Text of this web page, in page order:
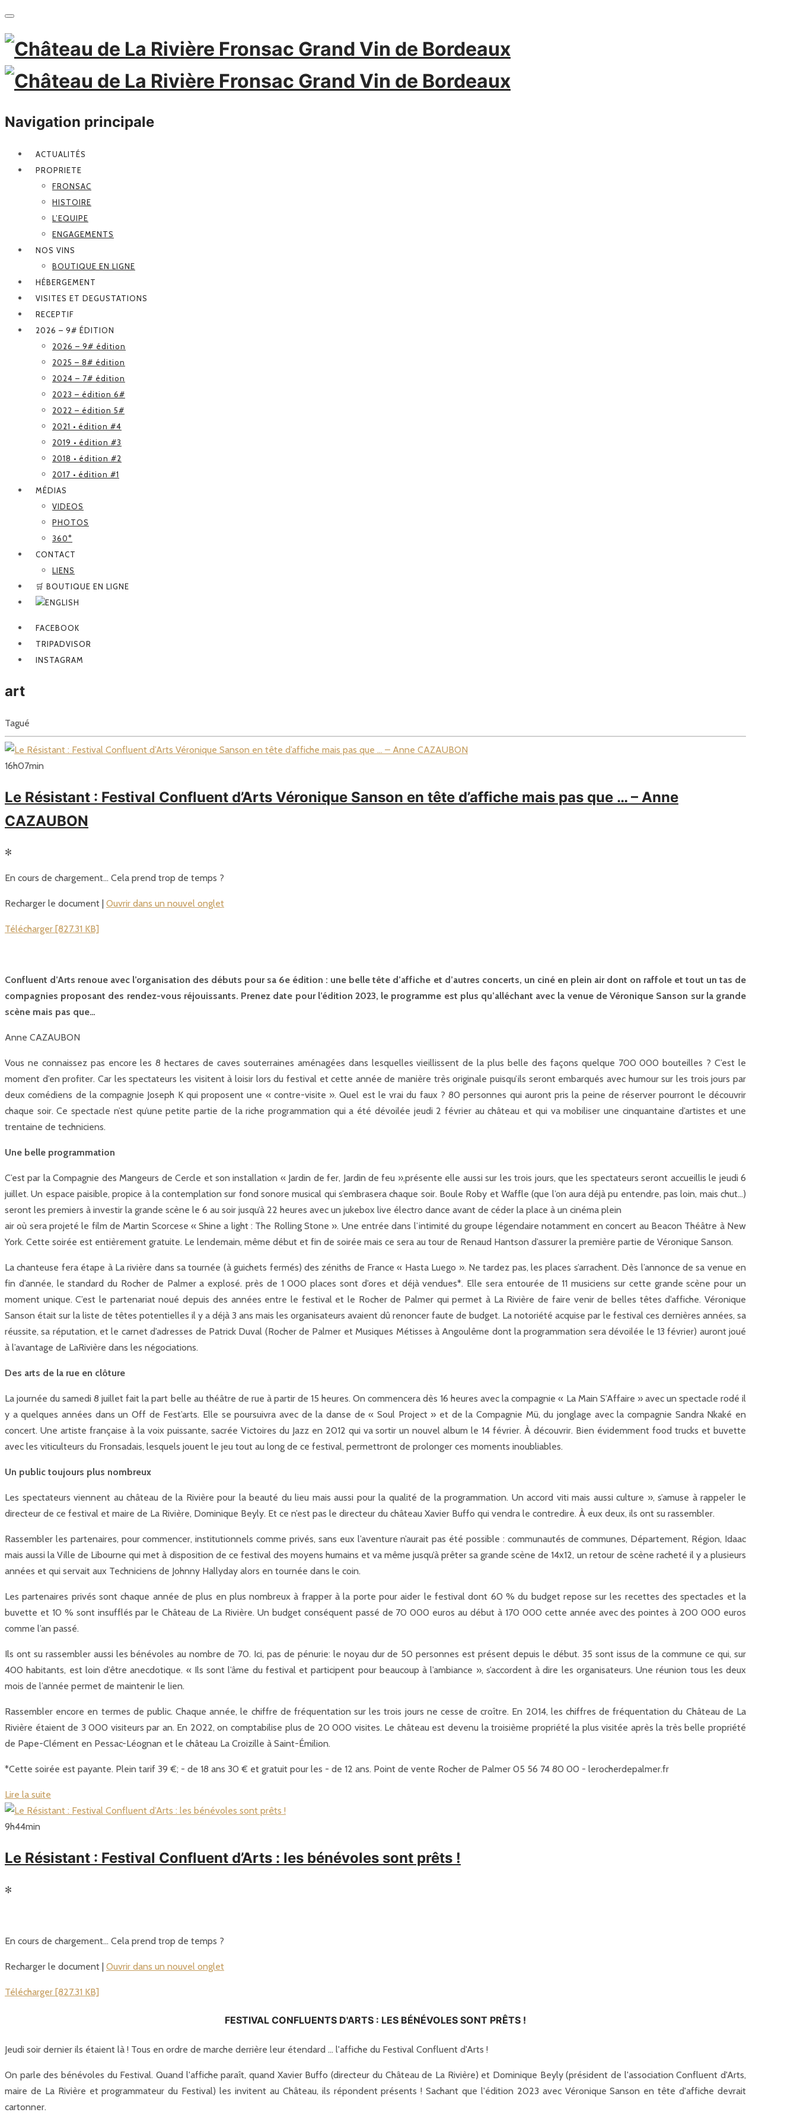
Navigation principale
ACTUALITÉS
PROPRIETE
FRONSAC
HISTOIRE
L’EQUIPE
ENGAGEMENTS
NOS VINS
BOUTIQUE EN LIGNE
HÉBERGEMENT
VISITES ET DEGUSTATIONS
RECEPTIF
2026 – 9# ÉDITION
2026 – 9# édition
2025 – 8# édition
2024 – 7# édition
2023 – édition 6#
2022 – édition 5#
2021 • édition #4
2019 • édition #3
2018 • édition #2
2017 • édition #1
MÉDIAS
VIDEOS
PHOTOS
360°
CONTACT
LIENS
🛒 BOUTIQUE EN LIGNE
FACEBOOK
TRIPADVISOR
INSTAGRAM
art
Tagué
16h07min
Le Résistant : Festival Confluent d’Arts Véronique Sanson en tête d’affiche mais pas que … – Anne
CAZAUBON
✻
En cours de chargement… Cela prend trop de temps ?
Recharger le document | Ouvrir dans un nouvel onglet
Télécharger [827.31 KB]
Confluent d’Arts renoue avec l’organisation des débuts pour sa 6e édition : une belle tête d’affiche et d’autres concerts, un ciné en plein air dont on raffole et tout un tas de
compagnies proposant des rendez-vous réjouissants. Prenez date pour l’édition 2023, le programme est plus qu’alléchant avec la venue de Véronique Sanson sur la grande
scène mais pas que…
Anne CAZAUBON
Vous ne connaissez pas encore les 8 hectares de caves souterraines aménagées dans lesquelles vieillissent de la plus belle des façons quelque 700 000 bouteilles ? C’est le
moment d’en profiter. Car les spectateurs les visitent à loisir lors du festival et cette année de manière très originale puisqu’ils seront embarqués avec humour sur les trois jours par
deux comédiens de la compagnie Joseph K qui proposent une « contre-visite ». Quel est le vrai du faux ? 80 personnes qui auront pris la peine de réserver pourront le découvrir
chaque soir. Ce spectacle n’est qu’une petite partie de la riche programmation qui a été dévoilée jeudi 2 février au château et qui va mobiliser une cinquantaine d’artistes et une
trentaine de techniciens.
Une belle programmation
C’est par la Compagnie des Mangeurs de Cercle et son installation « Jardin de fer, Jardin de feu »,présente elle aussi sur les trois jours, que les spectateurs seront accueillis le jeudi 6
juillet. Un espace paisible, propice à la contemplation sur fond sonore musical qui s’embrasera chaque soir. Boule Roby et Waffle (que l’on aura déjà pu entendre, pas loin, mais chut…)
seront les premiers à investir la grande scène le 6 au soir jusqu’à 22 heures avec un jukebox live électro dance avant de céder la place à un cinéma plein
air où sera projeté le film de Martin Scorcese « Shine a light : The Rolling Stone ». Une entrée dans l’intimité du groupe légendaire notamment en concert au Beacon Théâtre à New
York. Cette soirée est entièrement gratuite. Le lendemain, même début et fin de soirée mais ce sera au tour de Renaud Hantson d’assurer la première partie de Véronique Sanson.
La chanteuse fera étape à La rivière dans sa tournée (à guichets fermés) des zéniths de France « Hasta Luego ». Ne tardez pas, les places s’arrachent. Dès l’annonce de sa venue en
fin d’année, le standard du Rocher de Palmer a explosé. près de 1 000 places sont d’ores et déjà vendues*. Elle sera entourée de 11 musiciens sur cette grande scène pour un
moment unique. C’est le partenariat noué depuis des années entre le festival et le Rocher de Palmer qui permet à La Rivière de faire venir de belles têtes d’affiche. Véronique
Sanson était sur la liste de têtes potentielles il y a déjà 3 ans mais les organisateurs avaient dû renoncer faute de budget. La notoriété acquise par le festival ces dernières années, sa
réussite, sa réputation, et le carnet d’adresses de Patrick Duval (Rocher de Palmer et Musiques Métisses à Angoulême dont la programmation sera dévoilée le 13 février) auront joué
à l’avantage de LaRivière dans les négociations.
Des arts de la rue en clôture
La journée du samedi 8 juillet fait la part belle au théâtre de rue à partir de 15 heures. On commencera dès 16 heures avec la compagnie « La Main S’Affaire » avec un spectacle rodé il
y a quelques années dans un Off de Fest’arts. Elle se poursuivra avec de la danse de « Soul Project » et de la Compagnie Mü, du jonglage avec la compagnie Sandra Nkaké en
concert. Une artiste française à la voix puissante, sacrée Victoires du Jazz en 2012 qui va sortir un nouvel album le 14 février. À découvrir. Bien évidemment food trucks et buvette
avec les viticulteurs du Fronsadais, lesquels jouent le jeu tout au long de ce festival, permettront de prolonger ces moments inoubliables.
Un public toujours plus nombreux
Les spectateurs viennent au château de la Rivière pour la beauté du lieu mais aussi pour la qualité de la programmation. Un accord viti mais aussi culture », s’amuse à rappeler le
directeur de ce festival et maire de La Rivière, Dominique Beyly. Et ce n’est pas le directeur du château Xavier Buffo qui vendra le contredire. À eux deux, ils ont su rassembler.
Rassembler les partenaires, pour commencer, institutionnels comme privés, sans eux l’aventure n’aurait pas été possible : communautés de communes, Département, Région, Idaac
mais aussi la Ville de Libourne qui met à disposition de ce festival des moyens humains et va même jusqu’à prêter sa grande scène de 14x12, un retour de scène racheté il y a plusieurs
années et qui servait aux Techniciens de Johnny Hallyday alors en tournée dans le coin.
Les partenaires privés sont chaque année de plus en plus nombreux à frapper à la porte pour aider le festival dont 60 % du budget repose sur les recettes des spectacles et la
buvette et 10 % sont insufflés par le Château de La Rivière. Un budget conséquent passé de 70 000 euros au début à 170 000 cette année avec des pointes à 200 000 euros
comme l’an passé.
Ils ont su rassembler aussi les bénévoles au nombre de 70. Ici, pas de pénurie: le noyau dur de 50 personnes est présent depuis le début. 35 sont issus de la commune ce qui, sur
400 habitants, est loin d’être anecdotique. « Ils sont l’âme du festival et participent pour beaucoup à l’ambiance », s’accordent à dire les organisateurs. Une réunion tous les deux
mois de l’année permet de maintenir le lien.
Rassembler encore en termes de public. Chaque année, le chiffre de fréquentation sur les trois jours ne cesse de croître. En 2014, les chiffres de fréquentation du Château de La
Rivière étaient de 3 000 visiteurs par an. En 2022, on comptabilise plus de 20 000 visites. Le château est devenu la troisième propriété la plus visitée après la très belle propriété
de Pape-Clément en Pessac-Léognan et le château La Croizille à Saint-Émilion.
*Cette soirée est payante. Plein tarif 39 €; - de 18 ans 30 € et gratuit pour les - de 12 ans. Point de vente Rocher de Palmer 05 56 74 80 00 - lerocherdepalmer.fr
Lire la suite
9h44min
Le Résistant : Festival Confluent d’Arts : les bénévoles sont prêts !
✻
En cours de chargement… Cela prend trop de temps ?
Recharger le document | Ouvrir dans un nouvel onglet
Télécharger [827.31 KB]
FESTIVAL CONFLUENTS D'ARTS : LES BÉNÉVOLES SONT PRÊTS !
Jeudi soir dernier ils étaient là ! Tous en ordre de marche derrière leur étendard ... l'affiche du Festival Confluent d'Arts !
On parle des bénévoles du Festival. Quand l'affiche paraît, quand Xavier Buffo (directeur du Château de La Rivière) et Dominique Beyly (président de l'association Confluent d'Arts,
maire de La Rivière et programmateur du Festival) les invitent au Château, ils répondent présents ! Sachant que l'édition 2023 avec Véronique Sanson en tête d'affiche devrait
cartonner.